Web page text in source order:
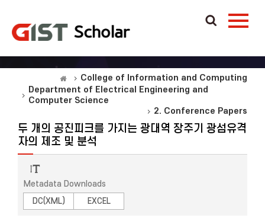
College of Information and Computing
Department of Electrical Engineering and
Computer Science
2. Conference Papers
두 개의 공진피크를 가지는 광대역 장주기 광섬유격
자의 제조 및 분석
Metadata Downloads
DC(XML)
EXCEL